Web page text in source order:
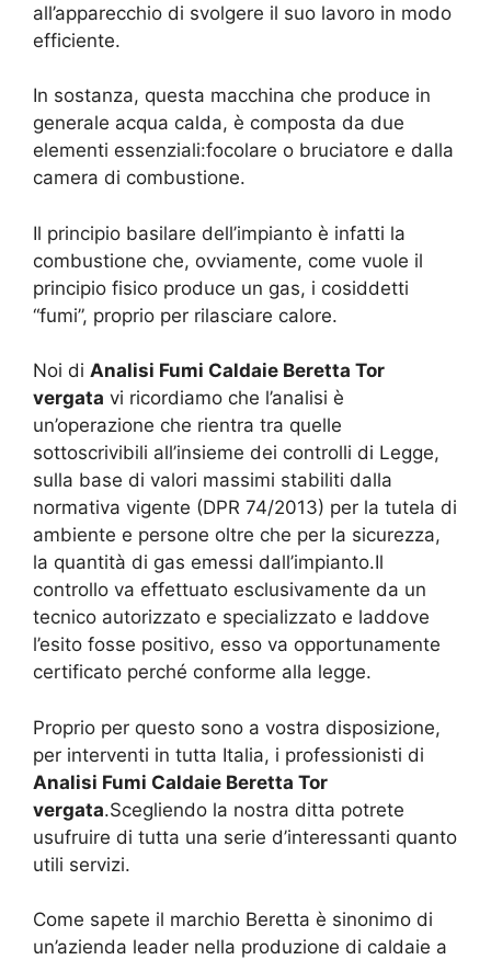
all’apparecchio di svolgere il suo lavoro in modo
efficiente.
In sostanza, questa macchina che produce in
generale acqua calda, è composta da due
elementi essenziali:focolare o bruciatore e dalla
camera di combustione.
Il principio basilare dell’impianto è infatti la
combustione che, ovviamente, come vuole il
principio fisico produce un gas, i cosiddetti
“fumi”, proprio per rilasciare calore.
Noi di Analisi Fumi Caldaie Beretta Tor
vergata vi ricordiamo che l’analisi è
un’operazione che rientra tra quelle
sottoscrivibili all’insieme dei controlli di Legge,
sulla base di valori massimi stabiliti dalla
normativa vigente (DPR 74/2013) per la tutela di
ambiente e persone oltre che per la sicurezza,
la quantità di gas emessi dall’impianto.Il
controllo va effettuato esclusivamente da un
tecnico autorizzato e specializzato e laddove
l’esito fosse positivo, esso va opportunamente
certificato perché conforme alla legge.
Proprio per questo sono a vostra disposizione,
per interventi in tutta Italia, i professionisti di
Analisi Fumi Caldaie Beretta Tor
vergata.Scegliendo la nostra ditta potrete
usufruire di tutta una serie d’interessanti quanto
utili servizi.
Come sapete il marchio Beretta è sinonimo di
un’azienda leader nella produzione di caldaie a